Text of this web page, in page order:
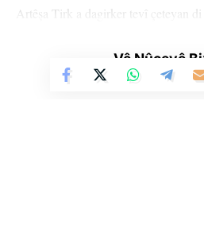
Artêşa Tirk a dagirker tevî çeteyan di
xwe bûn. Ji 350 hezar kesên ku bûn
wan li ser rêya koçberiyê jiyana xwe
Vê Nûçeyê